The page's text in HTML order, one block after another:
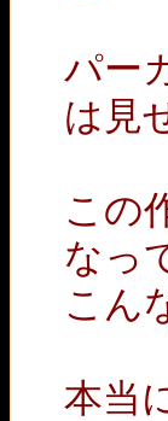
パー
は見
この
なっ
こん
本当